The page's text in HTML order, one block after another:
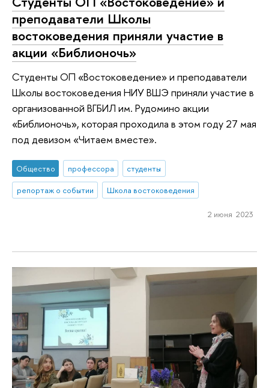
преподаватели Школы
востоковедения приняли участие в
акции «Библионочь»
Студенты ОП «Востоковедение» и преподаватели
Школы востоковедения НИУ ВШЭ приняли участие в
организованной ВГБИЛ им. Рудомино акции
«Библионочь», которая проходила в этом году 27 мая
под девизом «Читаем вместе».
Общество профессора
студенты
репортаж о событии
Школа востоковедения
2 июня 2023